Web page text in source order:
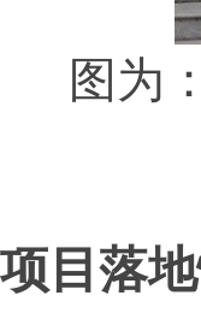
图为
项目落